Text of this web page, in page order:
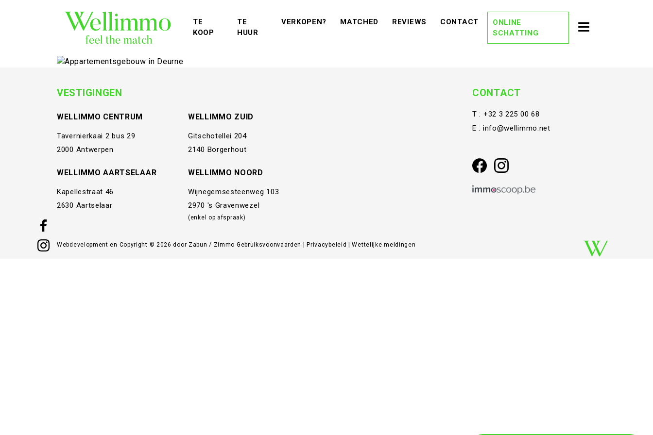
TE
KOOP (TE KOOP)
TE
HUUR
VERKOPEN? (VERKOPEN?)
MATCHED (MATCHED)
REVIEWS (REVIEWS)
CONTACT(CONTACT)
ONLINE
SCHATTING
OVER ONS(OVER ONS)
VACATURES
STAY TUNED
Toggle second
VESTIGINGEN
WELLIMMO CENTRUM
Tavernierkaai 2 bus 29
2000 Antwerpen
WELLIMMO ZUID
Gitschotellei 204
2140 Borgerhout
WELLIMMO AARTSELAAR
Kapellestraat 46
2630 Aartselaar
WELLIMMO NOORD
Wijnegemsesteenweg 103
2970 's Gravenwezel
(enkel op afspraak)
CONTACT
T : +32 3 225 00 68
E : info@wellimmo.net
Webdevelopment en Copyright © 2026 door Zabun / Zimmo Gebruiksvoorwaarden |Privacybeleid|Wettelijke meldingen